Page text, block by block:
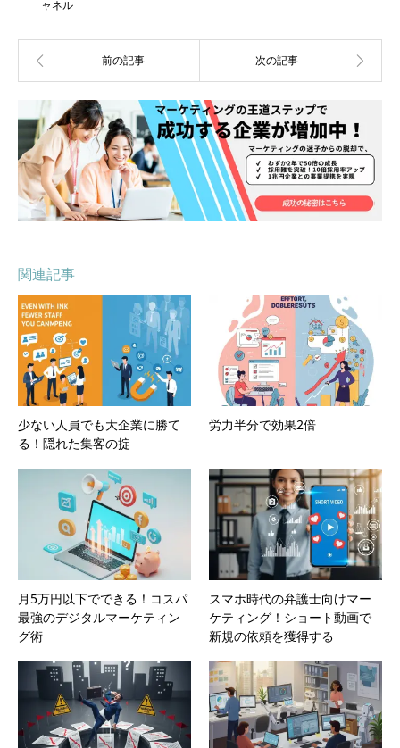
ャネル
関連記事
少ない人員でも大企業に勝て
る！隠れた集客の掟
労力半分で効果2倍
月5万円以下でできる！コスパ
最強のデジタルマーケティン
グ術
スマホ時代の弁護士向けマー
ケティング！ショート動画で
新規の依頼を獲得する